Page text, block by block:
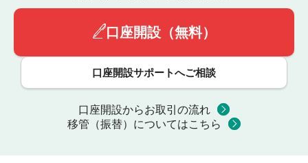
口座開設（無料）
口座開設サポートへご相談
口座開設からお取引の流れ
移管（振替）についてはこちら